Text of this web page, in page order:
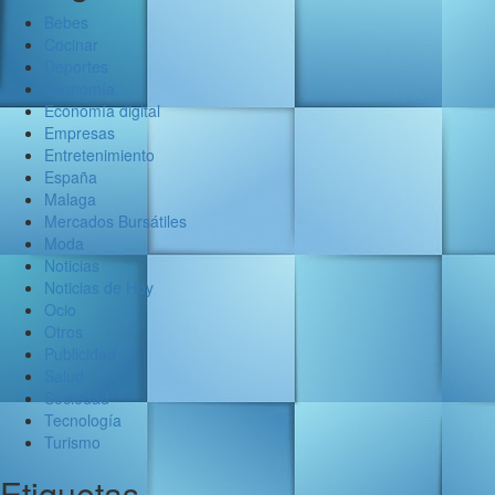
Bebes
Cocinar
Economía digital
Empresas
Entretenimiento
España
Malaga
Mercados Bursátiles
Moda
Noticias
Noticias de Hoy
Ocio
Otros
Publicidad
Sociedad
Tecnología
Turismo